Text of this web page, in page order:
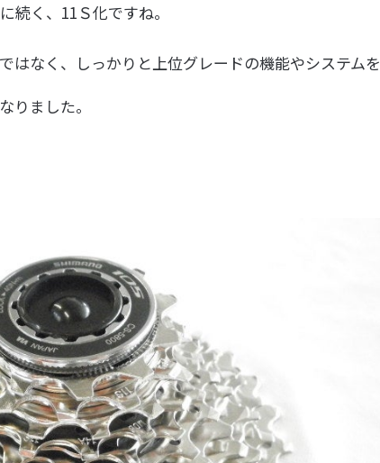
続く、11Ｓ化ですね。
はなく、しっかりと上位グレードの機能やシステムを
りました。